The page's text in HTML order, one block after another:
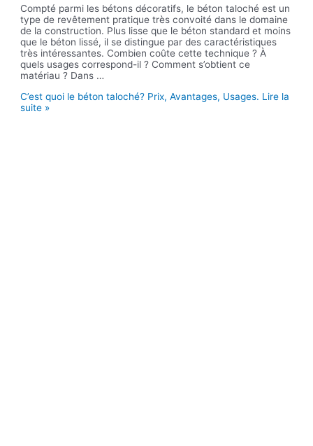
Compté parmi les bétons décoratifs, le béton taloché est un
type de revêtement pratique très convoité dans le domaine
de la construction. Plus lisse que le béton standard et moins
que le béton lissé, il se distingue par des caractéristiques
très intéressantes. Combien coûte cette technique ? À
quels usages correspond-il ? Comment s’obtient ce
matériau ? Dans …
C’est quoi le béton taloché? Prix, Avantages, Usages. Lire la
suite »